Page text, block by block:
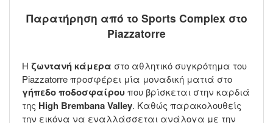
Παρατήρηση από το Sports Complex στο
Piazzatorre
Η ζωντανή κάμερα στο αθλητικό συγκρότημα του
Piazzatorre προσφέρει μία μοναδική ματιά στο
γήπεδο ποδοσφαίρουπου βρίσκεται στην καρδιά
της High Brembana Valley. Καθώς παρακολουθείς
την εικόνα να εναλλάσσεται ανάλογα με την